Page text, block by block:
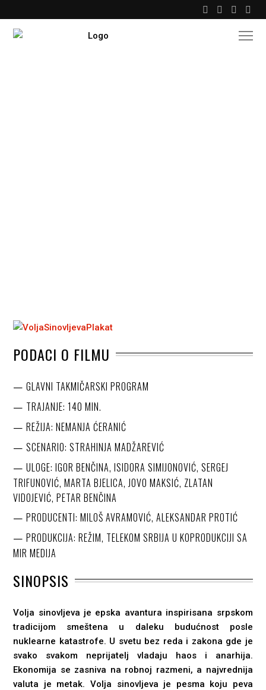
PODACI O FILMU
GLAVNI TAKMIČARSKI PROGRAM
TRAJANJE: 140 MIN.
REŽIJA: NEMANJA ĆERANIĆ
SCENARIO: STRAHINJA MADŽAREVIĆ
ULOGE: IGOR BENČINA, ISIDORA SIMIJONOVIĆ, SERGEJ
TRIFUNOVIĆ, MARTA BJELICA, JOVO MAKSIĆ, ZLATAN
VIDOJEVIĆ, PETAR BENČINA
PRODUCENTI: MILOŠ AVRAMOVIĆ, ALEKSANDAR PROTIĆ
PRODUKCIJA: REŽIM, TELEKOM SRBIJA U KOPRODUKCIJI SA
MIR MEDIJA
SINOPSIS
Volja sinovljeva je epska avantura inspirisana srpskom
tradicijom smeštena u daleku budućnost posle
nuklearne katastrofe. U svetu bez reda i zakona gde je
svako svakom neprijatelj vladaju haos i anarhija.
Ekonomija se zasniva na robnoj razmeni, a najvrednija
valuta je metak. Volja sinovljeva je pesma koju peva